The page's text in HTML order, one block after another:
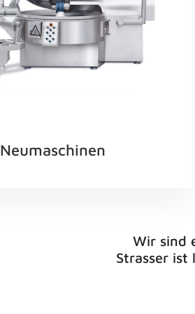
Neumaschinen
Wir sind
Strasser